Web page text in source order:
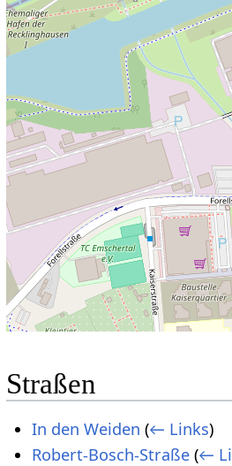
Straßen
In den Weiden (← Links)
Robert-Bosch-Straße (←